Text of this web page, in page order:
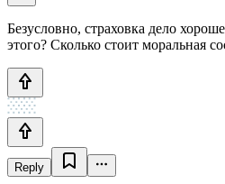
Безусловно, страховка дело
этого? Сколько стоит моральная
Reply